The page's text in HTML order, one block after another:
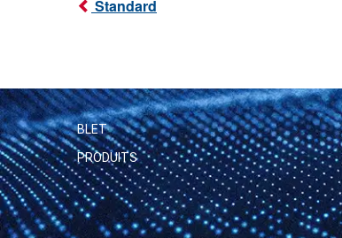
Standard
BLET
PRODUITS